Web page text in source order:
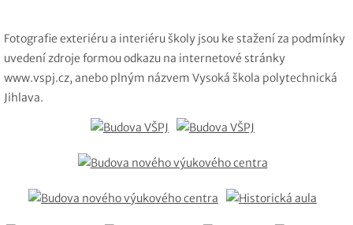
Fotografie exteriéru a interiéru školy jsou ke stažení za podmínky
uvedení zdroje formou odkazu na internetové stránky
www.vspj.cz, anebo plným názvem Vysoká škola polytechnická
Jihlava.